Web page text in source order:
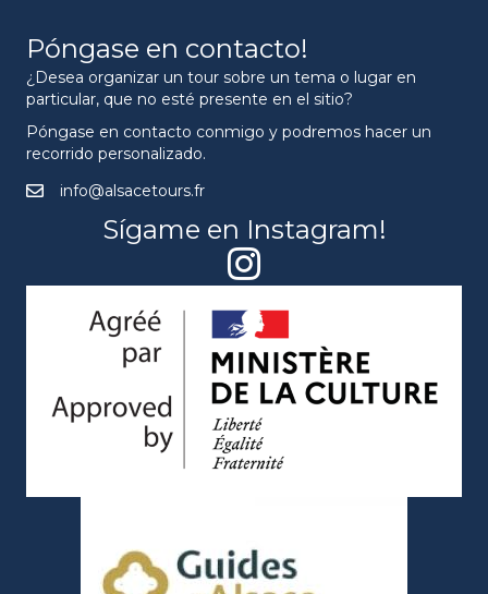
Póngase en contacto!
¿Desea organizar un tour sobre un tema o lugar en
particular, que no esté presente en el sitio?
Póngase en contacto conmigo y podremos hacer un
recorrido personalizado.
info@alsacetours.fr
Sígame en Instagram!